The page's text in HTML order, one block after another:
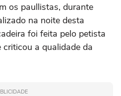
os paullistas, durante
na noite desta
foi feita pelo petista
criticou a qualidade da